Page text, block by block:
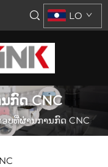
LO
ກົດ CNC
ບທີ່ຜ່ານການກົດ CNC